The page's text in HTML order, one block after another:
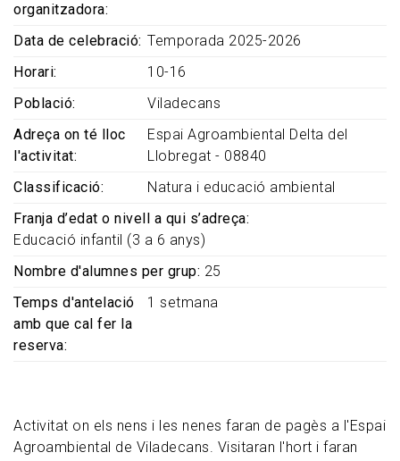
Activitat on els nens i les nenes faran de pagès a l'Espai
Agroambiental de Viladecans. Visitaran l'hort i faran
organitzadora
Data de celebració Temporada 2025-2026
Horari
10-16
Població
Viladecans
Adreça on té lloc
l'activitat
Espai Agroambiental Delta del
Llobregat - 08840
Classificació
Natura i educació ambiental
Franja d’edat o nivell a qui s’adreça
Educació infantil (3 a 6 anys)
Nombre d'alumnes per grup 25
Temps d'antelació
amb que cal fer la
reserva
1 setmana